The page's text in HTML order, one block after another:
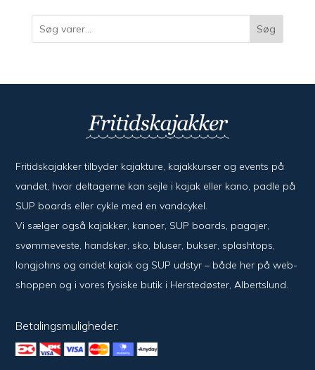
Søg
Fritidskajakker tilbyder kajak­ture, kajak­kurser og events på
vandet, hvor del­ta­ger­ne kan sejle i kajak eller kano, padle på
SUP boards eller cykle med en vand­cykel.
Vi sælger også kajak­ker, kanoer, SUP boards, pagajer,
svømme­veste, hand­sker, sko, bluser, bukser, splash­tops,
long­johns og andet kajak og SUP udstyr – både her på web­
shoppen og i vores fysiske butik i Her­sted­øster, Alberts­lund.
Betalingsmuligheder: